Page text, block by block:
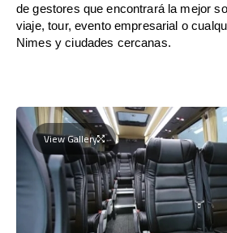
de gestores que encontrará la mejor
viaje, tour, evento empresarial o
Nimes y ciudades cercanas.
View Gallery